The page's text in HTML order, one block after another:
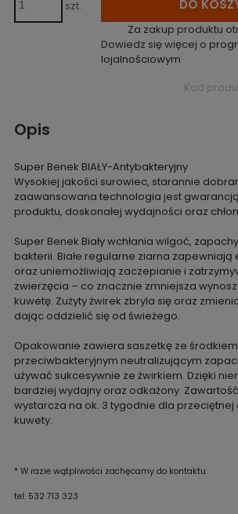
szt. DO
Za zakup produktu
Dowiedz się więcej o
lojalnościowym
Kod
Opis
Super Benek BIAŁY-Antybakteryjny
Wysokiej jakości surowiec, starannie
zaawansowana technologia jest
produktu, doskonałej wydajności oraz
Super Benek Biały wchłania wilgoć,
bakterii. Białe regularne ziarna zapewniają
oraz uniemożliwiają zaczepianie i
zwierzęcia – co znacznie zmniejsza
kuwetę. Zużyty żwirek zbryla się oraz
dając oddzielić się od świeżego.
Opakowanie zawiera saszetkę ze środkiem
przeciwbakteryjnym neutralizującym
używać sukcesywnie ze żwirkiem. Dzięki
bardziej wydajny oraz odkażony.
wystarcza na ok. 3 tygodnie dla
kuwety.
* W razie wątpliwości zachęcamy do kontaktu.
tel: 532 713 323